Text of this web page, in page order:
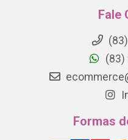
Fale
(83)
Formas